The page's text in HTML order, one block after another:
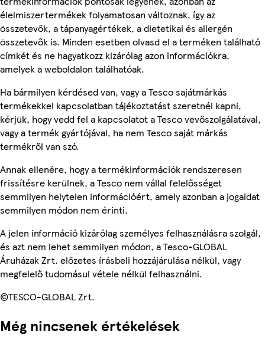
élelmiszertermékek folyamatosan változnak, így az
összetevők, a tápanyagértékek, a dietetikai és allergén
összetevők is. Minden esetben olvasd el a terméken található
címkét és ne hagyatkozz kizárólag azon információkra,
amelyek a weboldalon találhatóak.
Ha bármilyen kérdésed van, vagy a Tesco sajátmárkás
termékekkel kapcsolatban tájékoztatást szeretnél kapni,
kérjük, hogy vedd fel a kapcsolatot a Tesco vevőszolgálatával,
vagy a termék gyártójával, ha nem Tesco saját márkás
termékről van szó.
Annak ellenére, hogy a termékinformációk rendszeresen
frissítésre kerülnek, a Tesco nem vállal felelősséget
semmilyen helytelen információért, amely azonban a jogaidat
semmilyen módon nem érinti.
A jelen információ kizárólag személyes felhasználásra szolgál,
és azt nem lehet semmilyen módon, a Tesco-GLOBAL
Áruházak Zrt. előzetes írásbeli hozzájárulása nélkül, vagy
megfelelő tudomásul vétele nélkül felhasználni.
©TESCO-GLOBAL Zrt.
Még nincsenek értékelések